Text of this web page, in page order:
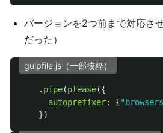
バージョンを2つ前まで対応さ
だった）
gulpfile.js（一部抜粋）
. pipe(please({
autoprefixer: {" browsers
})